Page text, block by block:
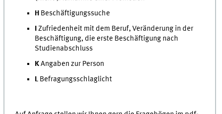
H Beschäftigungssuche
Zufriedenheit mit dem Beruf, Veränderung in der
Beschäftigung, die erste Beschäftigung nach
Studienabschluss
KAngaben zur Person
L Befragungsschlaglicht